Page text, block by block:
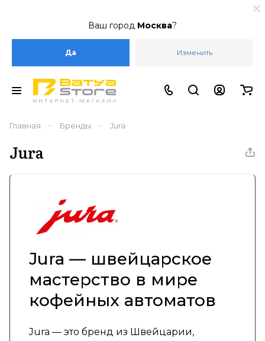
Ваш город Москва?
Да Изменить
Главная – Бренды – Jura
Jura
Jura — швейцарское
мастерство в мире
кофейных автоматов
Jura — это бренд из Швейцарии,